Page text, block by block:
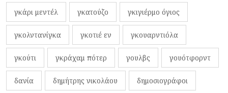
γκάρι μεντέλ γκατούζο γκιγιέρμο όγιος
γκολντανίγκα γκοτιέ εν γκουαρντιόλα
γκούτι γκράχαμ πότερ γουλβς γουότφορντ
δανία δημήτρης νικολάου δημοσιογράφοι